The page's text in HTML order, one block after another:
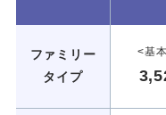
ファミリー
タイプ
<基